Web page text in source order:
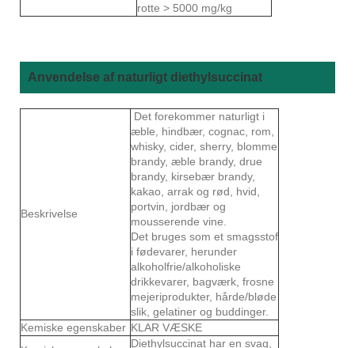
rotte > 5000 mg/kg
Anvendelse af naturligt diethylsuccinat
Beskrivelse
Det forekommer naturligt i
æble, hindbær, cognac, rom,
whisky, cider, sherry, blomme
brandy, æble brandy, drue
brandy, kirsebær brandy,
kakao, arrak og rød, hvid,
portvin, jordbær og
mousserende vine.
Det bruges som et smagsstof
i fødevarer, herunder
alkoholfrie/alkoholiske
drikkevarer, bagværk, frosne
mejeriprodukter, hårde/bløde
slik, gelatiner og buddinger.
Kemiske egenskaber KLAR VÆSKE
Diethylsuccinat har en svag,